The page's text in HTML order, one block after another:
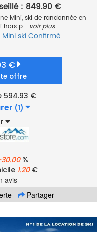
: 849.90 €
Mini, ski de randonnée en
hors p... voir plus
Mini skiConfirmé
€
offre
594.93 €
(1)
%
1.20€
avis
Partager